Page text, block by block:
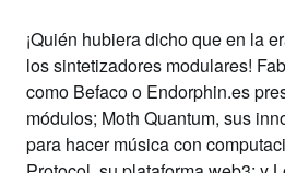
¡Quién hubiera dicho que en la
los sintetizadores modulares!
como Befacoo Endorphin.es
módulos; Moth Quantum, sus
para hacer música con